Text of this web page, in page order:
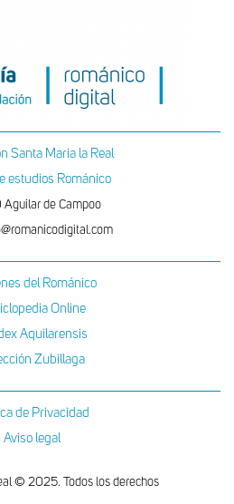
Santa Maria la Real
estudios Románico
de Campoo
del Románico
Online
Aquilarensis
Zubillaga
de Privacidad
Aviso legal
© 2025. Todos los derechos